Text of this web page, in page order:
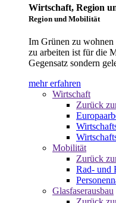
Wirtschaft, Region
Region und Mobilität
Im Grünen zu
zu arbeiten ist für die
Gegensatz sondern
mehr erfahren
Wirtschaft
Zurück
Mobilität
Zurück
Rad- und
Glasfaserausbau